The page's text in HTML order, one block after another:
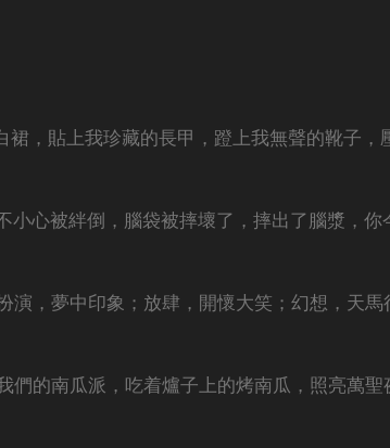
，貼上我珍藏的長甲，蹬上我無聲的靴子，
心被絆倒，腦袋被摔壞了，摔出了腦漿，你
演，夢中印象；放肆，開懷大笑；幻想，天馬
的南瓜派，吃着爐子上的烤南瓜，照亮萬聖